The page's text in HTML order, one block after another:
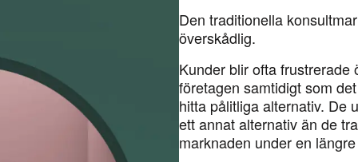
Den traditionella
överskådlig.
Kunder blir ofta
företagen samtidigt som
hitta pålitliga alternativ. De
ett annat alternativ än de
marknaden under en